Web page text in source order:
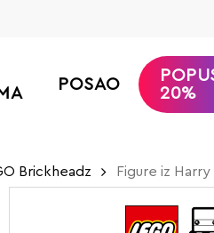
POSAO
20%
Brickheadz Figure iz